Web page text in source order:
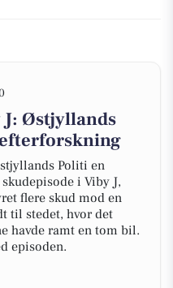
J: Østjyllands
Politi en
i Viby J,
flere skud mod en
til stedet, hvor det
havde ramt en tom bil.
episoden.